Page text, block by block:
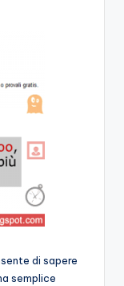
di sapere
semplice